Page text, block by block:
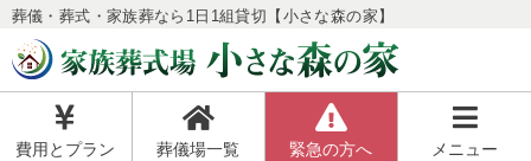
葬儀・葬式・家族葬なら1日1組貸切【小さな森の家】
費用とプラン 葬儀場一覧 緊急の方へ メニュー